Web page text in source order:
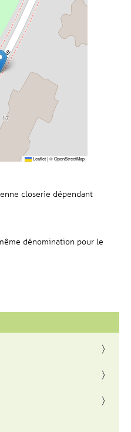
Leaflet|©OpenStreetMap
closerie dépendant
dénomination pour le